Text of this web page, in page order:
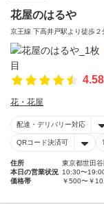
花屋のはるや
京王線 下高井戸駅より徒歩２
4.58
花・花屋
配達・デリバリー対応
QRコード決済可
住所
東京都世田
本日の営業状況 10:30〜
価格帯
￥500〜￥